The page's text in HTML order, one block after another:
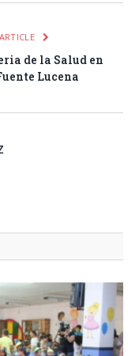
de la Salud en
Lucena